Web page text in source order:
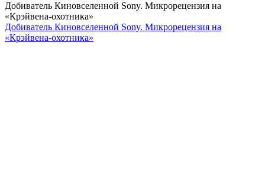
Добиватель Киновселенной Sony. Микрорецензия на
«Крэйвена-охотника»
Добиватель Киновселенной Sony. Микрорецензия на
«Крэйвена-охотника»